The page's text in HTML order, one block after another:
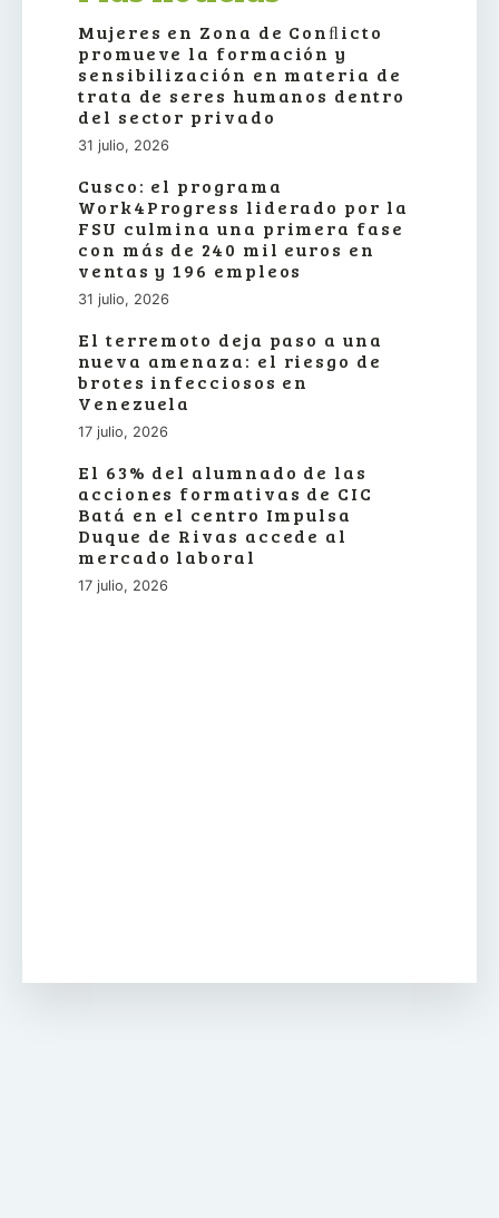
Mujeres en Zona de Conﬂicto
promueve la formación y
sensibilización en materia de
trata de seres humanos dentro
del sector privado
31 julio, 2026
Cusco: el programa
Work4Progress liderado por la
FSU culmina una primera fase
con más de 240 mil euros en
ventas y 196 empleos
31 julio, 2026
El terremoto deja paso a una
nueva amenaza: el riesgo de
brotes infecciosos en
Venezuela
17 julio, 2026
El 63% del alumnado de las
acciones formativas de CIC
Batá en el centro Impulsa
Duque de Rivas accede al
mercado laboral
17 julio, 2026